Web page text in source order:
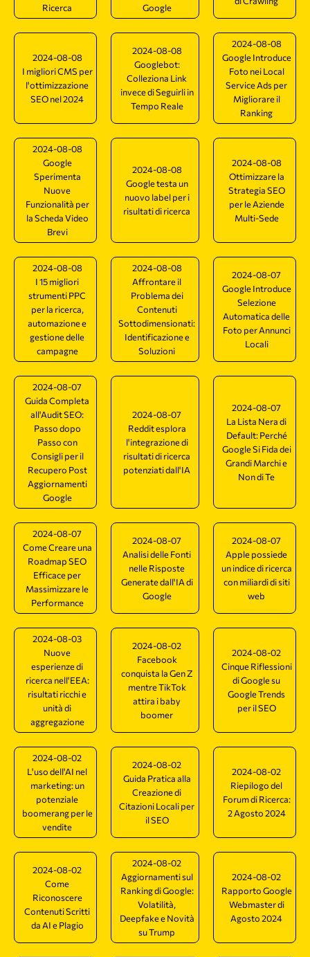
Ricerca Google
2024-08-08
I migliori CMS per
l'ottimizzazione
SEO nel 2024
2024-08-08
Googlebot:
Colleziona Link
invece di Seguirli in
Tempo Reale
2024-08-08
Google Introduce
Foto nei Local
Service Ads per
Migliorare il
Ranking
2024-08-08
Google
Sperimenta
Nuove
Funzionalità per
la Scheda Video
Brevi
2024-08-08
Google testa un
nuovo label per i
risultati di ricerca
2024-08-08
Ottimizzare la
Strategia SEO
per le Aziende
Multi-Sede
2024-08-08
I 15 migliori
strumenti PPC
per la ricerca,
automazione e
gestione delle
campagne
2024-08-08
Affrontare il
Problema dei
Contenuti
Sottodimensionati:
Identificazione e
Soluzioni
2024-08-07
Google Introduce
Selezione
Automatica delle
Foto per Annunci
Locali
2024-08-07
Guida Completa
all'Audit SEO:
Passo dopo
Passo con
Consigli per il
Recupero Post
Aggiornamenti
Google
2024-08-07
Reddit esplora
l'integrazione di
risultati di ricerca
potenziati dall'IA
2024-08-07
La Lista Nera di
Default: Perché
Google Si Fida dei
Grandi Marchi e
Non di Te
2024-08-07
Come Creare una
Roadmap SEO
Efficace per
Massimizzare le
Performance
2024-08-07
Analisi delle Fonti
nelle Risposte
Generate dall'IA di
Google
2024-08-07
Apple possiede
un indice di ricerca
con miliardi di siti
web
2024-08-03
Nuove
esperienze di
ricerca nell'EEA:
risultati ricchi e
unità di
aggregazione
2024-08-02
Facebook
conquista la Gen Z
mentre TikTok
attira i baby
boomer
2024-08-02
Cinque Riflessioni
di Google su
Google Trends
per il SEO
2024-08-02
L'uso dell'AI nel
marketing: un
potenziale
boomerang per le
vendite
2024-08-02
Guida Pratica alla
Creazione di
Citazioni Locali per
il SEO
2024-08-02
Riepilogo del
Forum di Ricerca:
2 Agosto 2024
2024-08-02
Come
Riconoscere
Contenuti Scritti
da AI e Plagio
2024-08-02
Aggiornamenti sul
Ranking di Google:
Volatilità,
Deepfake e Novità
su Trump
2024-08-02
Rapporto Google
Webmaster di
Agosto 2024